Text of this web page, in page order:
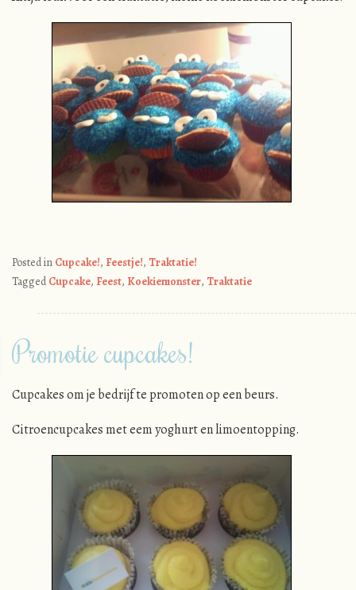
Posted in Cupcake!, Feestje!, Traktatie!
TaggedCupcake, Feest, Koekiemonster, Traktatie
Promotie cupcakes!
Cupcakes om je bedrijf te promoten op een beurs.
Citroencupcakes met eem yoghurt en limoentopping.